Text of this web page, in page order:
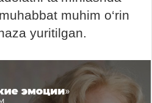
muhim o‘rin
yuritilgan.